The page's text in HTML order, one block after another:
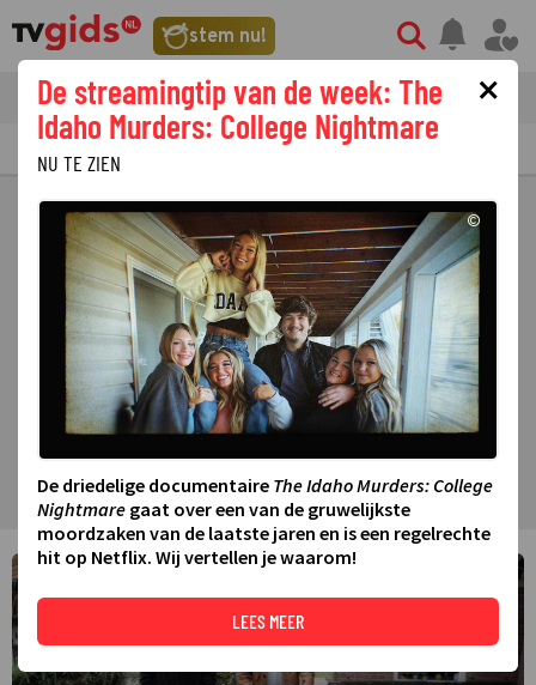
stem nu!
tvgids streaming nieuws
PRIMETIME GEMIST
×
De streamingtip van de week: The
Idaho Murders: College Nightmare
NU TE ZIEN
©
De driedelige documentaire The Idaho Murders: College
Nightmare gaat over een van de gruwelijkste
moordzaken van de laatste jaren en is een regelrechte
hit op Netflix. Wij vertellen je waarom!
LEES MEER